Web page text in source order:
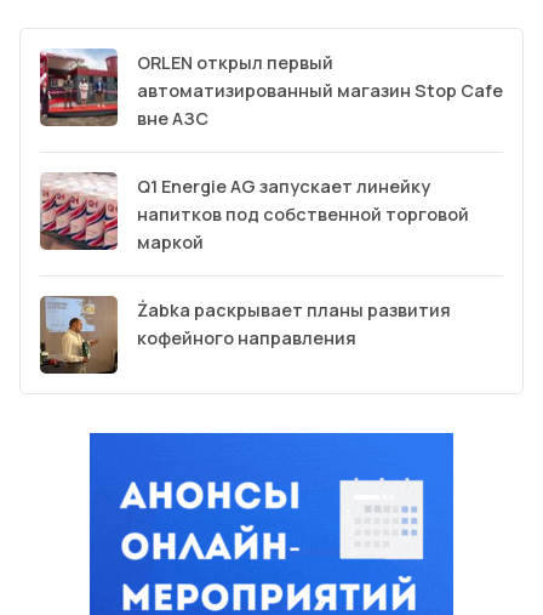
ORLEN открыл первый
автоматизированный магазин Stop Cafe
вне АЗС
Q1 Energie AG запускает линейку
напитков под собственной торговой
маркой
Żabka раскрывает планы развития
кофейного направления